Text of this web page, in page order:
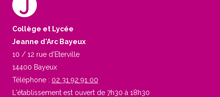
Collège et Lycée
Jeanne d'Arc Bayeux
10 / 12 rue d'Eterville
14400 Bayeux
Téléphone : 02 31 92 91 00
L'établissement est ouvert de 7h30 à 18h30